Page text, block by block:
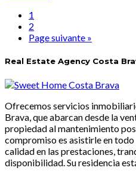
1
2
Page suivante »
Real Estate Agency Costa
Ofrecemos servicios
Brava, que abarcan desde la
propiedad al mantenimiento
compromiso es asistirle en
calidad en las prestaciones,
disponibilidad. Su residencia